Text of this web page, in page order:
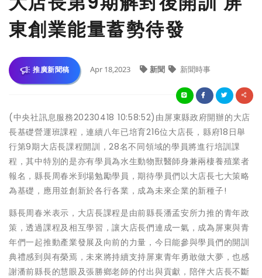
東創業能量蓄勢待發
推廣新聞稿 Apr 18,2023 新聞 新聞時事
(中央社訊息服務20230418 10:58:52)由屏東縣政府開辦的大店
長基礎營運班課程，連續八年已培育216位大店長，縣府18日舉
行第9期大店長課程開訓，28名不同領域的學員將進行培訓課
程，其中特別的是亦有學員為水生動物獸醫師身兼兩棲養殖業者
報名，縣長周春米到場勉勵學員，期待學員們以大店長七大策略
為基礎，應用並創新於各行各業，成為未來企業的新種子!
縣長周春米表示，大店長課程是由前縣長潘孟安所力推的青年政
策，透過課程及相互學習，讓大店長們連成一氣，成為屏東與青
年們一起推動產業發展及向前的力量，今日能參與學員們的開訓
典禮感到與有榮焉，未來將持續支持屏東青年勇敢做大夢，也感
謝潘前縣長的慧眼及張勝鄉老師的付出與貢獻，陪伴大店長不斷